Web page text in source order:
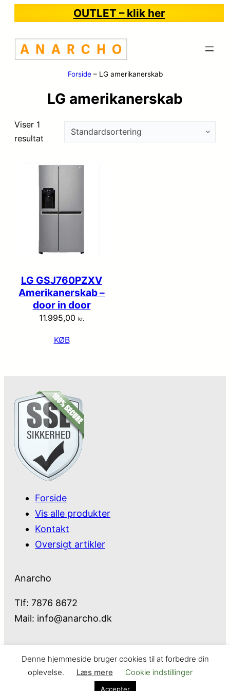
OUTLET – klik her
Forside– LG amerikanerskab
LG amerikanerskab
Viser 1
resultat
LG GSJ760PZXV
Amerikanerskab –
door in door
11.995,00 kr.
KØB
Forside
Vis alle produkter
Kontakt
Oversigt artikler
Anarcho
Tlf: 7876 8672
Mail: info@anarcho.dk
Anarcho – alt i Hårde Hvidevarer
Cookie- og privatlivspolitik Kontakt
Denne hjemmeside bruger cookies til at forbedre din
oplevelse.
Læs mere Cookie indstillinger
Accepter